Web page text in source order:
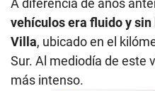
vehículos era fluido y
Villa, ubicado en el
Sur. Al mediodía de este
más intenso.